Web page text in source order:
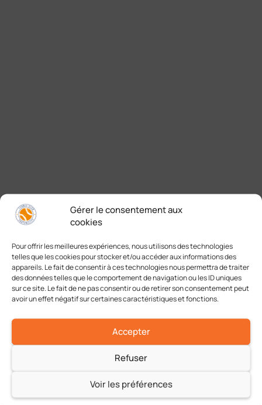
Gérer le consentement aux
cookies
Pour offrir les meilleures expériences, nous utilisons des technologies
telles que les cookies pour stocker et/ou accéder aux informations des
appareils. Le fait de consentir à ces technologies nous permettra de traiter
des données telles que le comportement de navigation ou les ID uniques
sur ce site. Le fait de ne pas consentir ou de retirer son consentement peut
avoir un effet négatif sur certaines caractéristiques et fonctions.
Accepter
Refuser
Voir les préférences